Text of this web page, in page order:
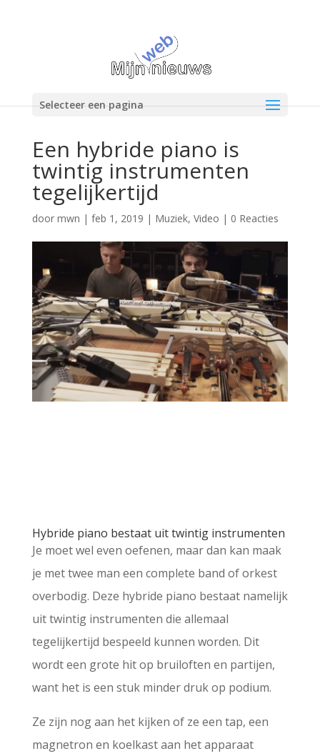
Selecteer een pagina
Een hybride piano is
twintig instrumenten
tegelijkertijd
door mwn | feb 1, 2019 | Muziek, Video | 0 Reacties
Hybride piano bestaat uit twintig instrumenten
Je moet wel even oefenen, maar dan kan maak
je met twee man een complete band of orkest
overbodig. Deze hybride piano bestaat namelijk
uit twintig instrumenten die allemaal
tegelijkertijd bespeeld kunnen worden. Dit
wordt een grote hit op bruiloften en partijen,
want het is een stuk minder druk op podium.
Ze zijn nog aan het kijken of ze een tap, een
magnetron en koelkast aan het apparaat